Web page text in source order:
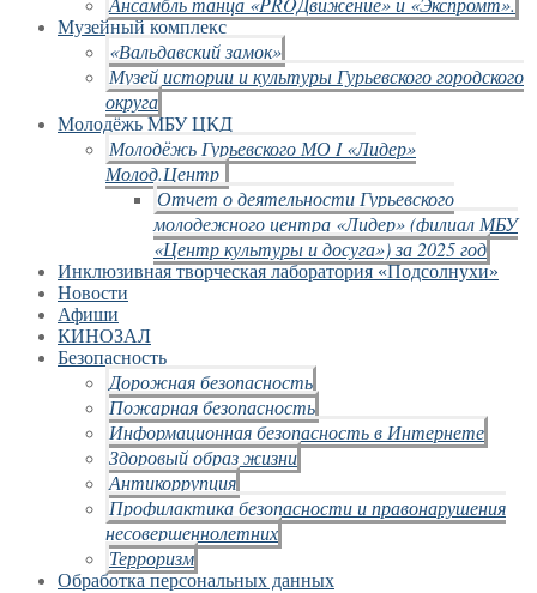
Музейный комплекс
«Вальдавский замок»
Музей истории и культуры Гурьевского городского
округа
Молодёжь МБУ ЦКД
Молодёжь Гурьевского МО I «Лидер»
Молод.Центр
Отчет о деятельности Гурьевского
молодежного центра «Лидер» (филиал МБУ
«Центр культуры и досуга») за 2025 год
Инклюзивная творческая лаборатория «Подсолнухи»
Новости
Афиши
КИНОЗАЛ
Безопасность
Дорожная безопасность
Пожарная безопасность
Информационная безопасность в Интернете
Здоровый образ жизни
Антикоррупция
Профилактика безопасности и правонарушения
несовершеннолетних
Терроризм
Обработка персональных данных